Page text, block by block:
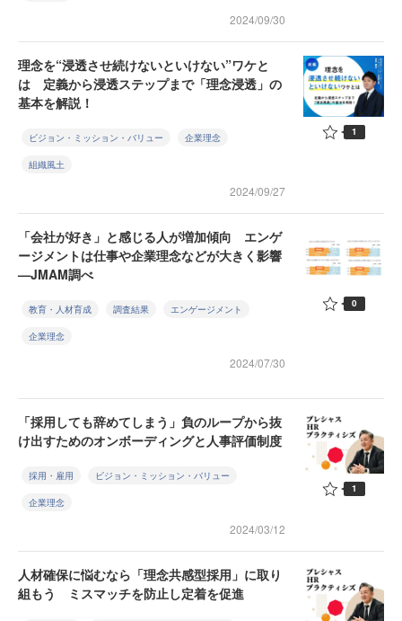
2024/09/30
理念を“浸透させ続けないといけない”ワケと
は 定義から浸透ステップまで「理念浸透」の
基本を解説！
ビジョン・ミッション・バリュー 企業理念
組織風土
2024/09/27
1
「会社が好き」と感じる人が増加傾向 エンゲ
ージメントは仕事や企業理念などが大きく影響
—JMAM調べ
教育・人材育成 調査結果 エンゲージメント
企業理念
2024/07/30
0
「採用しても辞めてしまう」負のループから抜
け出すためのオンボーディングと人事評価制度
採用・雇用 ビジョン・ミッション・バリュー
企業理念
2024/03/12
1
人材確保に悩むなら「理念共感型採用」に取り
組もう ミスマッチを防止し定着を促進